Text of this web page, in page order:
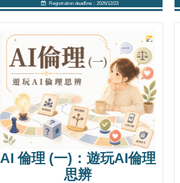
Registration deadline：2026/12/23
AI 倫理 (一)：遊玩AI倫理
思辨